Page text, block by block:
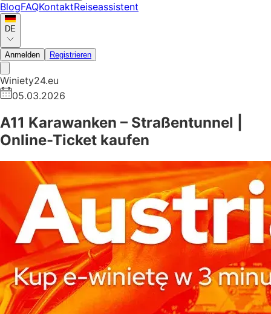
BlogFAQKontaktReiseassistent
DE
Anmelden Registrieren
Winiety24.eu
05.03.2026
A11 Karawanken – Straßentunnel |
Online-Ticket kaufen